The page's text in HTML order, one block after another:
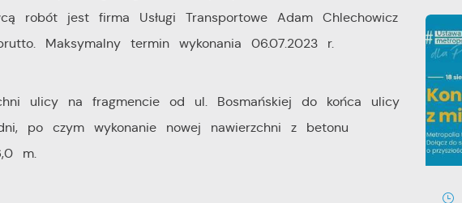
robót jest firma Usługi Transportowe Adam Chlechowicz
Maksymalny termin wykonania 06.07.2023 r.
ulicy na fragmencie od ul. Bosmańskiej do końca ulicy
po czym wykonanie nowej nawierzchni z betonu
m.